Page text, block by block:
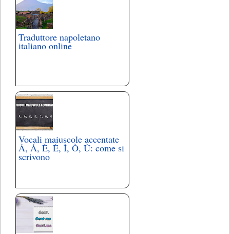
Traduttore napoletano
italiano online
Vocali maiuscole accentate
À, Á, È, É, Ì, Ò, Ù: come si
scrivono